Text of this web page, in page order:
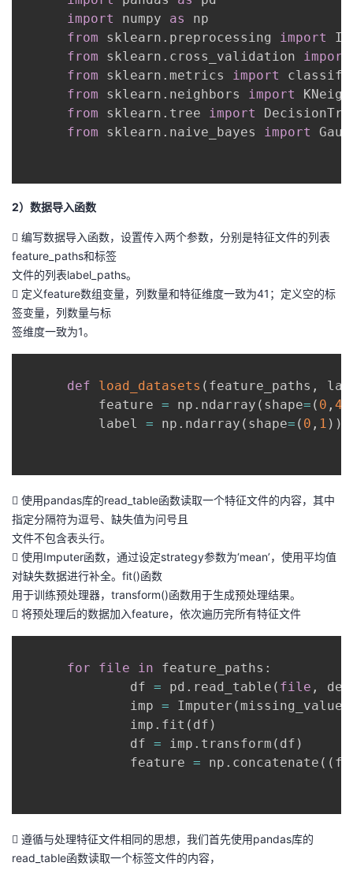
import
numpy as
np
from sklearn . preprocessing import
from sklearn . cross_validation import
from sklearn . metrics import
from sklearn . neighbors import
from sklearn . tree import
from sklearn . naive_bayes import
2）数据导入函数
 编写数据导入函数，设置传入两个参数，分别是特征文件的列表
feature_paths和标签
文件的列表label_paths。
 定义feature数组变量，列数量和特征维度一致为41；定义空的标
签变量，列数量与标
签维度一致为1。
def load_datasets ( feature_paths ,
          feature
= np . ndarray ( shape= ( 0 , 41
          label
= np . ndarray ( shape= ( 0 , 1 ) )
 使用pandas库的read_table函数读取一个特征文件的内容，其中
指定分隔符为逗号、缺失值为问号且
文件不包含表头行。
 使用Imputer函数，通过设定strategy参数为‘mean’，使用平均值
对缺失数据进行补全。fit()函数
用于训练预处理器，transform()函数用于生成预处理结果。
 将预处理后的数据加入feature，依次遍历完所有特征文件
for file in feature_paths :
              df
= pd . read_table ( file ,
              imp
= Imputer ( missing_values
              imp
. fit ( df )
              df
= imp . transform ( df )
              feature
= np . concatenate ( (
 遵循与处理特征文件相同的思想，我们首先使用pandas库的
read_table函数读取一个标签文件的内容，